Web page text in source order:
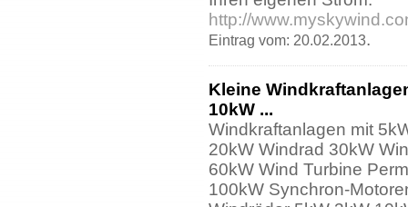
http://
Eintrag vom: 20.02.2013.
Kleine
10kW ...
Windkraftanlagen mit
20kW Windrad 30kW
60kW Wind Turbine
100kW Synchron-